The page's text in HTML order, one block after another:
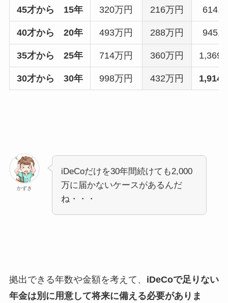
45才から 15年 320万円 216万円 614.8
40才から 20年 493万円 288万円 945.4
35才から 25年 714万円 360万円
30才から 30年 998万円 432万円
かずき
iDeCoだけを30年間続けても2,000
万に届かないケースがあるんだ
ね・・・
拠出できる年数や金額を考えて、 iDeCoで足りない
年金は別に用意して将来に備える必要がありま